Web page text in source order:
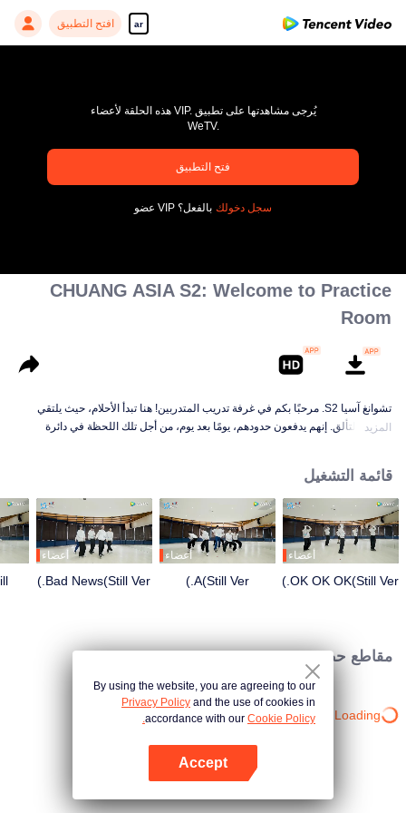
ar افتح التطبيق
pay limit
رمز خاطئ: 70013083.-1-970c131620c34ffe5a18ac2fcbdc1e3c
هذه الحلقة لأعضاء VIP. يُرجى مشاهدتها على تطبيق
WeTV.
فتح التطبيق
عضو VIP بالفعل؟ سجل دخولك
CHUANG ASIA S2: Welcome to Practice
Room
تشوانغ آسيا S2. مرحبًا بكم في غرفة تدريب المتدربين! هنا تبدأ الأحلام، حيث يلتقي
العرق بالتألق. إنهم يدفعون حدودهم، يومًا بعد يوم، من أجل تلك اللحظة في دائرة
المزيد
قائمة التشغيل
أعضاء
OK OK OK(Still Ver.)
أعضاء
A(Still Ver.)
أعضاء
Bad News(Still Ver.)
مقاطع حصرية
Loading…
By using the website, you are agreeing to our
Privacy Policy and the use of cookies in
accordance with our Cookie Policy.
Accept